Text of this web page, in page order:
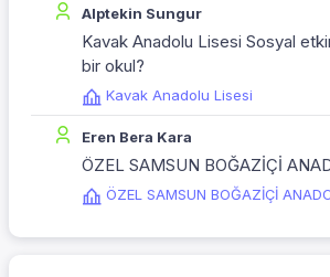
Alptekin Sungur
Kavak Anadolu Lisesi Sosyal
bir okul?
Kavak Anadolu Lisesi
Eren Bera Kara
ÖZEL SAMSUN BOĞAZİÇİ
ÖZEL SAMSUN BOĞAZİÇİ